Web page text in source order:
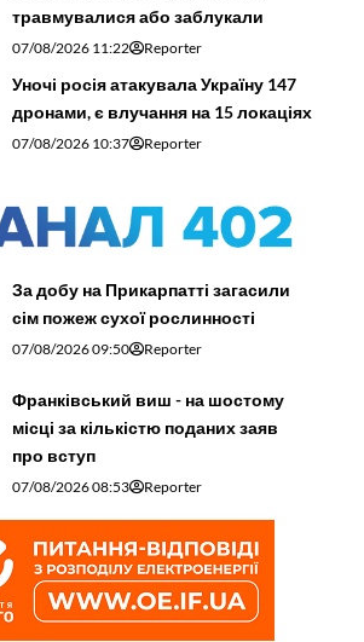
травмувалися або заблукали
07/08/2026 11:22 Reporter
Уночі росія атакувала Україну 147
дронами, є влучання на 15 локаціях
07/08/2026 10:37 Reporter
За добу на Прикарпатті загасили
сім пожеж сухої рослинності
07/08/2026 09:50 Reporter
Франківський виш - на шостому
місці за кількістю поданих заяв
про вступ
07/08/2026 08:53 Reporter